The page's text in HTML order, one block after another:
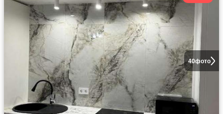
40фото